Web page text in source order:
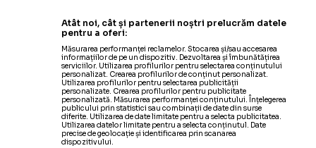
Atât noi, cât și partenerii noștri prelucrăm datele
pentru a oferi:
Măsurarea performanței reclamelor. Stocarea și/sau accesarea
informațiilor de pe un dispozitiv. Dezvoltarea și îmbunătățirea
serviciilor. Utilizarea profilurilor pentru selectarea conținutului
personalizat. Crearea profilurilor de conținut personalizat.
Utilizarea profilurilor pentru selectarea publicității
personalizate. Crearea profilurilor pentru publicitate
personalizată. Măsurarea performanței conținutului. Înțelegerea
publicului prin statistici sau combinații de date din surse
diferite. Utilizarea de date limitate pentru a selecta publicitatea.
Utilizarea datelor limitate pentru a selecta conținutul. Date
precise de geolocație și identificarea prin scanarea
dispozitivului.